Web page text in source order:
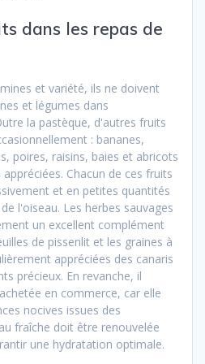
dans les repas de
et variété, ils ne doivent
et légumes dans
la pastèque, d'autres fruits
: bananes,
poires, raisins, baies et abricots
Chacun de ces fruits
et en petites quantités
l'oiseau. Les herbes sauvages
un excellent complément
de pissenlit et les graines à
appréciées des canaris
précieux. En revanche, il
en commerce, car elle
nocives issues des
fraîche doit être renouvelée
une hydratation optimale.